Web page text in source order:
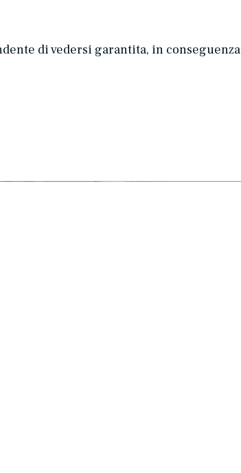
di vedersi garantita, in conseguenza